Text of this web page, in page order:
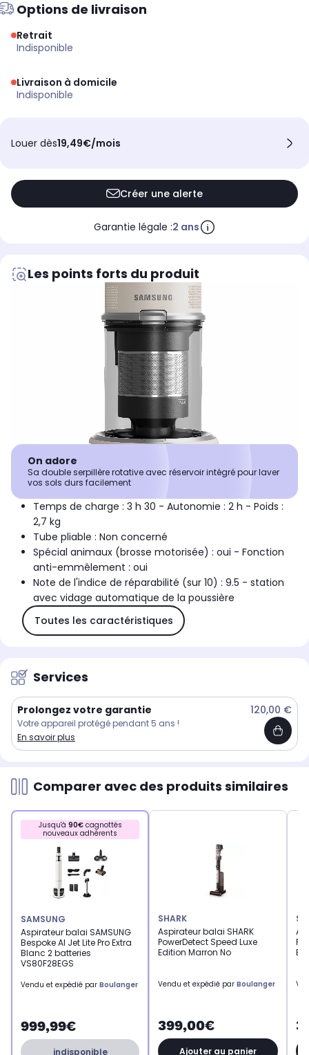
Options de livraison
Retrait
indisponible
Livraison à domicile
indisponible
Louer dès19,49€/mois
Créer une alerte
Garantie légale :2 ans
Les points forts du produit
On adore
Sa double serpillère rotative avec réservoir intégré pour laver
vos sols durs facilement
Temps de charge : 3 h 30 - Autonomie : 2 h - Poids :
2,7 kg
Tube pliable : Non concerné
Spécial animaux (brosse motorisée) : oui - Fonction
anti-emmêlement : oui
Note de l'indice de réparabilité (sur 10) : 9.5 - station
avec vidage automatique de la poussière
Toutes les caractéristiques
Services
Prolongez votre garantie 120,00 €
Votre appareil protégé pendant 5 ans !
En savoir plus
Comparer avec des produits similaires
Jusqu'à 90€cagnottés
nouveaux adhérents
SAMSUNG
Aspirateur balai SAMSUNG
Bespoke AI Jet Lite Pro Extra
Blanc 2 batteries
VS80F28EGS
Vendu et expédié par Boulanger
999,99€
indisponible
SHARK
Aspirateur balai SHARK
PowerDetect Speed Luxe
Edition Marron No
Vendu et expédié par Boulanger
399,00€
Ajouter au panier